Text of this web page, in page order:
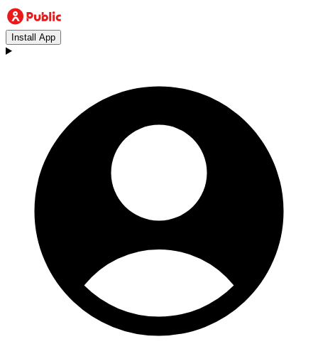
Install App